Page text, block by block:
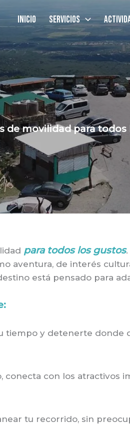
Inicio Servicios
de movilidad para todos
para todos los gustos
aventura, de interés
está pensado para
tiempo y detenerte donde
conecta con los atractivos
tu recorrido, sin